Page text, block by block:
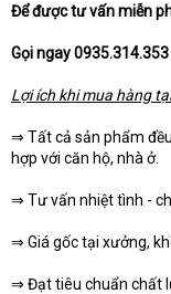
Để được tư vấn miễn
Gọi ngay0935.314.353
Lợi ích khi mua hàng
⇒ Tất cả sản phẩm
hợp với căn hộ, nhà ở.
⇒ Tư vấn nhiệt tình -
⇒ Giá gốc tại xưởng,
⇒ Đạt tiêu chuẩn chất